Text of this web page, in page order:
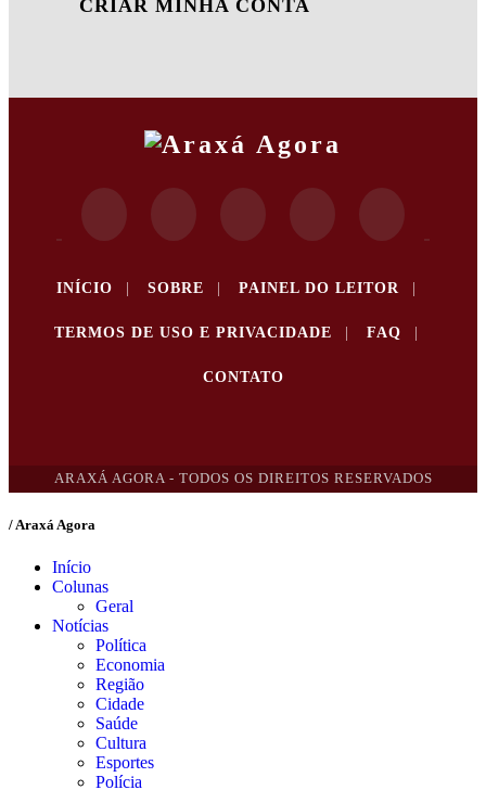
CRIAR MINHA CONTA
INÍCIO SOBRE PAINEL DO LEITOR
TERMOS DE USO E PRIVACIDADE FAQ
CONTATO
ARAXÁ AGORA - TODOS OS DIREITOS RESERVADOS
/ Araxá Agora
Início
Colunas
Geral
Notícias
Política
Economia
Região
Cidade
Saúde
Cultura
Esportes
Polícia